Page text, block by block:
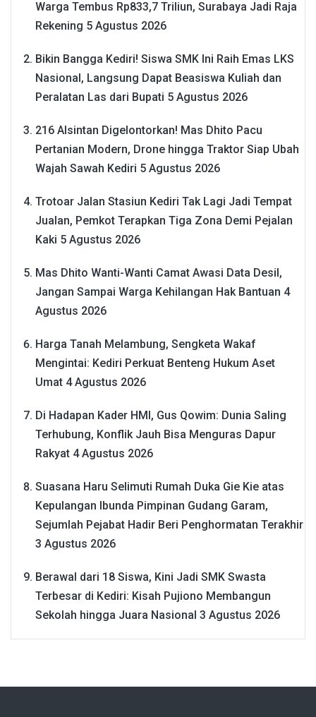
Warga Tembus Rp833,7 Triliun, Surabaya Jadi Raja
Rekening 5 Agustus 2026
Bikin Bangga Kediri! Siswa SMK Ini Raih Emas LKS
Nasional, Langsung Dapat Beasiswa Kuliah dan
Peralatan Las dari Bupati 5 Agustus 2026
216 Alsintan Digelontorkan! Mas Dhito Pacu
Pertanian Modern, Drone hingga Traktor Siap Ubah
Wajah Sawah Kediri 5 Agustus 2026
Trotoar Jalan Stasiun Kediri Tak Lagi Jadi Tempat
Jualan, Pemkot Terapkan Tiga Zona Demi Pejalan
Kaki 5 Agustus 2026
Mas Dhito Wanti-Wanti Camat Awasi Data Desil,
Jangan Sampai Warga Kehilangan Hak Bantuan 4
Agustus 2026
Harga Tanah Melambung, Sengketa Wakaf
Mengintai: Kediri Perkuat Benteng Hukum Aset
Umat 4 Agustus 2026
Di Hadapan Kader HMI, Gus Qowim: Dunia Saling
Terhubung, Konflik Jauh Bisa Menguras Dapur
Rakyat 4 Agustus 2026
Suasana Haru Selimuti Rumah Duka Gie Kie atas
Kepulangan Ibunda Pimpinan Gudang Garam,
Sejumlah Pejabat Hadir Beri Penghormatan Terakhir
3 Agustus 2026
Berawal dari 18 Siswa, Kini Jadi SMK Swasta
Terbesar di Kediri: Kisah Pujiono Membangun
Sekolah hingga Juara Nasional 3 Agustus 2026